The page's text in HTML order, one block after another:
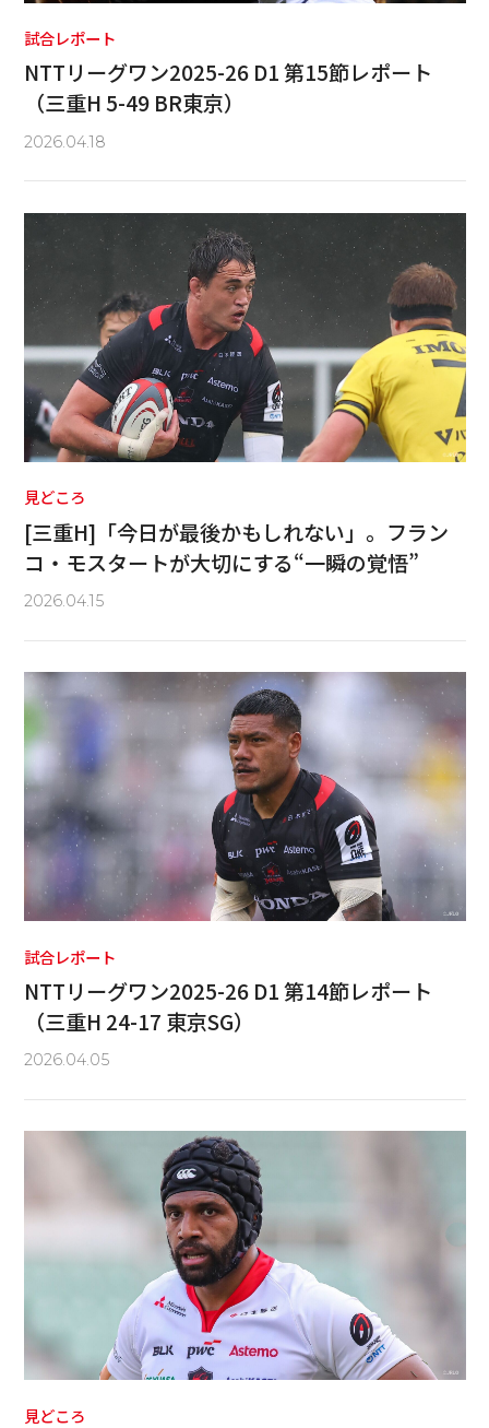
試合レポート
NTTリーグワン2025-26 D1 第15節レポート
（三重H 5-49 BR東京）
2026.04.18
見どころ
[三重H]「今日が最後かもしれない」。フラン
コ・モスタートが大切にする“一瞬の覚悟”
2026.04.15
試合レポート
NTTリーグワン2025-26 D1 第14節レポート
（三重H 24-17 東京SG）
2026.04.05
見どころ